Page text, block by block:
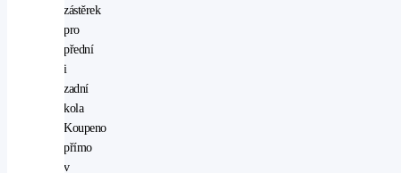
zástěrek
pro
přední
i
zadní
kola
Koupeno
přímo
v